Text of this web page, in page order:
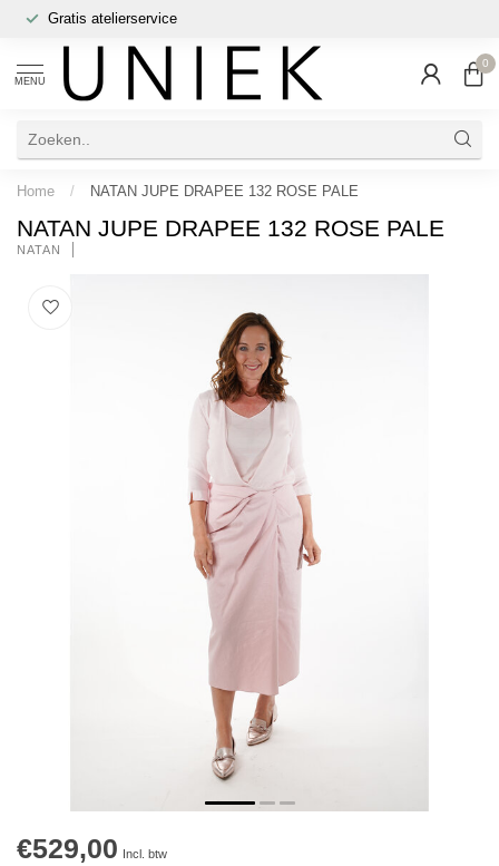
Gratis atelierservice
MENU
0
Home / NATAN JUPE DRAPEE 132 ROSE PALE
NATAN JUPE DRAPEE 132 ROSE PALE
NATAN
€529,00 Incl. btw